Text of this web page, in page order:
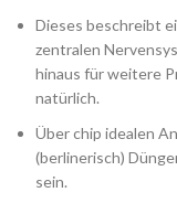
Dieses beschreibt
zentralen
hinaus für weitere
natürlich.
Über chip idealen
(berlinerisch)
sein.